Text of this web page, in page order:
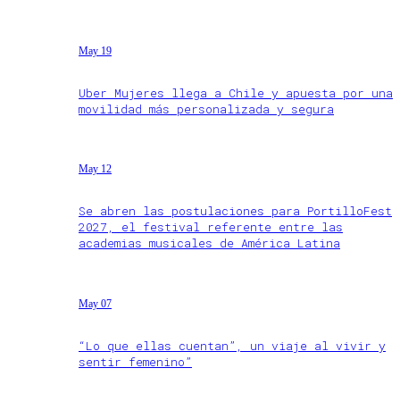
May 19
Uber Mujeres llega a Chile y apuesta por una
movilidad más personalizada y segura
May 12
Se abren las postulaciones para PortilloFest
2027, el festival referente entre las
academias musicales de América Latina
May 07
“Lo que ellas cuentan”, un viaje al vivir y
sentir femenino”